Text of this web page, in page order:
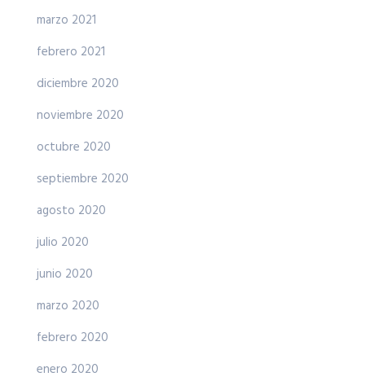
marzo 2021
febrero 2021
diciembre 2020
noviembre 2020
octubre 2020
septiembre 2020
agosto 2020
julio 2020
junio 2020
marzo 2020
febrero 2020
enero 2020